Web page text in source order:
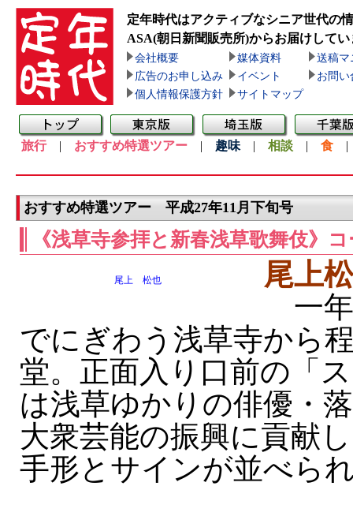
定年時代はアクティブなシニア世代の
ASA(朝日新聞販売所)からお届けしてい
会社概要 媒体資料
送稿マ
広告のお申し込み
イベント
お問い
個人情報保護方針
サイトマップ
旅行| おすすめ特選ツアー | 趣味 | 相談 | 食
おすすめ特選ツアー 平成27年11月下旬号
《浅草寺参拝と新春浅草歌舞伎》
尾上 松也
尾上
一年
でにぎわう浅草寺から
堂。正面入り口前の「
は浅草ゆかりの俳優・
大衆芸能の振興に貢献
手形とサインが並べら